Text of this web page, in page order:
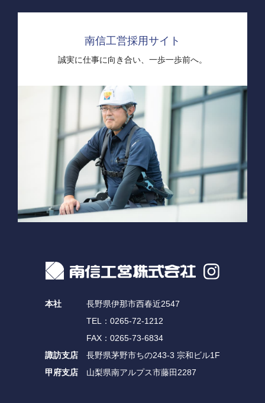
南信工営採用サイト
誠実に仕事に向き合い、 一歩一歩前へ。
本社
長野県伊那市西春近2547
TEL：0265-72-1212
FAX：0265-73-6834
諏訪支店
長野県茅野市ちの243-3 宗和ビル1F
甲府支店
山梨県南アルプス市藤田2287